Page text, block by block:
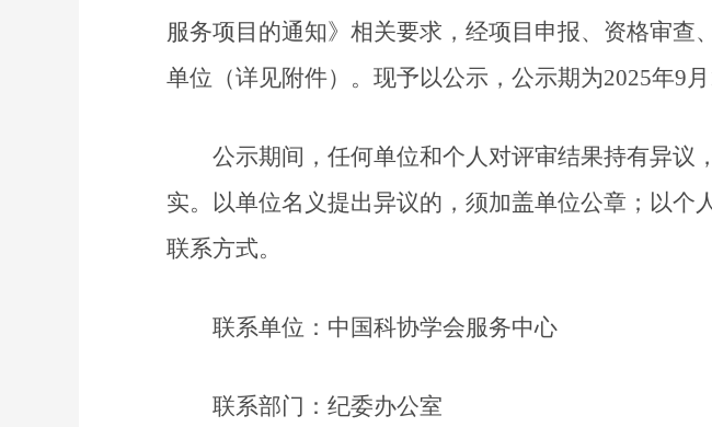
服务项目的通知》相关要求，经项目申报、资格审查
单位（详见附件）。现予以公示，公示期为2025年9
公示期间，任何单位和个人对评审结果持有异议
实。以单位名义提出异议的，须加盖单位公章；以
联系方式。
联系单位：中国科协学会服务中心
联系部门：纪委办公室